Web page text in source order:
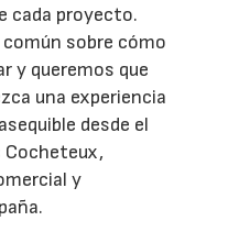
cada proyecto.
sobre cómo
y queremos que
una experiencia
desde el
Cocheteux,
y